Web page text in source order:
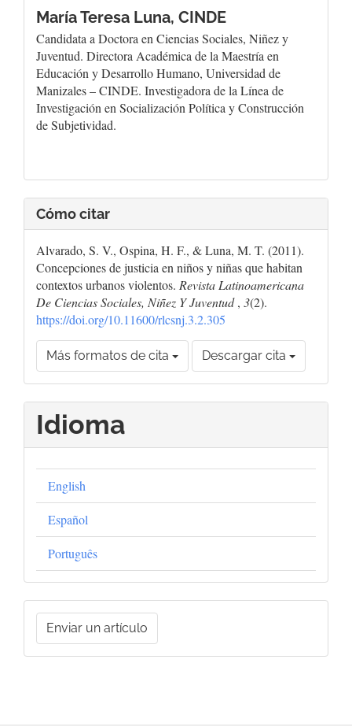
María Teresa Luna, CINDE
Candidata a Doctora en Ciencias Sociales, Niñez y
Juventud. Directora Académica de la Maestría en
Educación y Desarrollo Humano, Universidad de
Manizales – CINDE. Investigadora de la Línea de
Investigación en Socialización Política y Construcción
de Subjetividad.
Cómo citar
Alvarado, S. V., Ospina, H. F., & Luna, M. T. (2011).
Concepciones de justicia en niños y niñas que habitan
contextos urbanos violentos. Revista Latinoamericana
De Ciencias Sociales, Niñez Y Juventud, 3(2).
https://doi.org/10.11600/rlcsnj.3.2.305
Más formatos de cita Descargar cita
Idioma
English
Español
Português
Enviar
unEnviar un artículo